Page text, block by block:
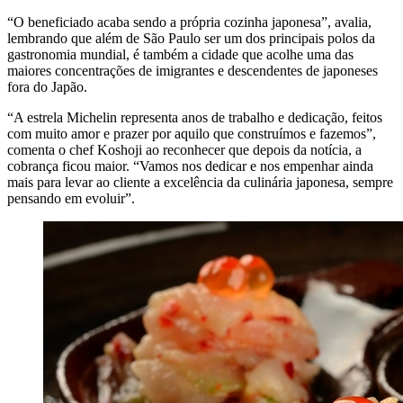
“O beneficiado acaba sendo a própria cozinha japonesa”, avalia,
lembrando que além de São Paulo ser um dos principais polos da
gastronomia mundial, é também a cidade que acolhe uma das
maiores concentrações de imigrantes e descendentes de japoneses
fora do Japão.
“A estrela Michelin representa anos de trabalho e dedicação, feitos
com muito amor e prazer por aquilo que construímos e fazemos”,
comenta o chef Koshoji ao reconhecer que depois da notícia, a
cobrança ficou maior. “Vamos nos dedicar e nos empenhar ainda
mais para levar ao cliente a excelência da culinária japonesa, sempre
pensando em evoluir”.